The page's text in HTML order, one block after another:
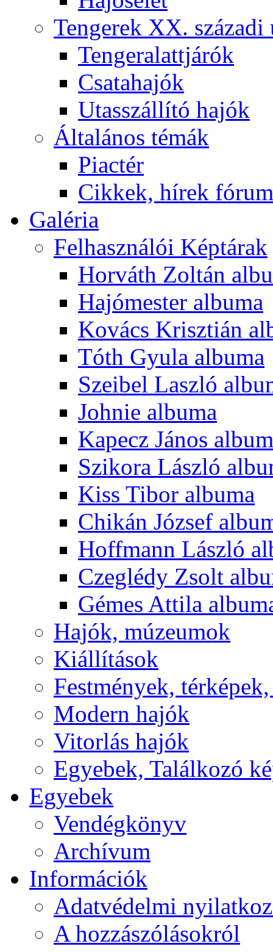
Tengerek XX. századi
Tengeralattjárók
Csatahajók
Utasszállító hajók
Általános témák
Piactér
Cikkek, hírek
Galéria
Felhasználói Képtárak
Horváth Zoltán
Hajómester albuma
Kovács Krisztián
Tóth Gyula albuma
Szeibel Laszló
Johnie albuma
Kapecz János
Szikora László
Kiss Tibor albuma
Chikán József
Hoffmann László
Czeglédy Zsolt
Gémes Attila
Hajók, múzeumok
Kiállítások
Festmények,
Modern hajók
Vitorlás hajók
Egyebek, Találkozó
Egyebek
Vendégkönyv
Archívum
Információk
Adatvédelmi
A hozzászólásokról